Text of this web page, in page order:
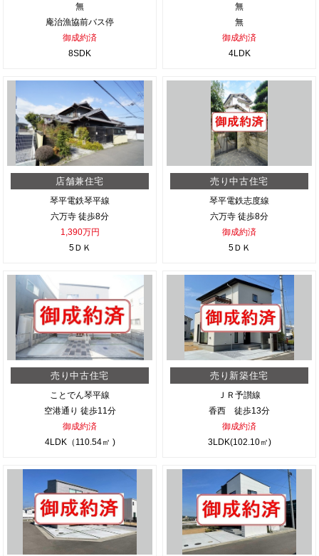
無
庵治漁協前バス停
御成約済
8SDK
無
無
御成約済
4LDK
店舗兼住宅
琴平電鉄琴平線
六万寺 徒歩8分
1,390万円
5ＤＫ
売り中古住宅
琴平電鉄志度線
六万寺 徒歩8分
御成約済
5ＤＫ
売り中古住宅
ことでん琴平線
空港通り 徒歩11分
御成約済
4LDK（110.54㎡ )
売り新築住宅
ＪＲ予讃線
香西 徒歩13分
御成約済
3LDK(102.10㎡)